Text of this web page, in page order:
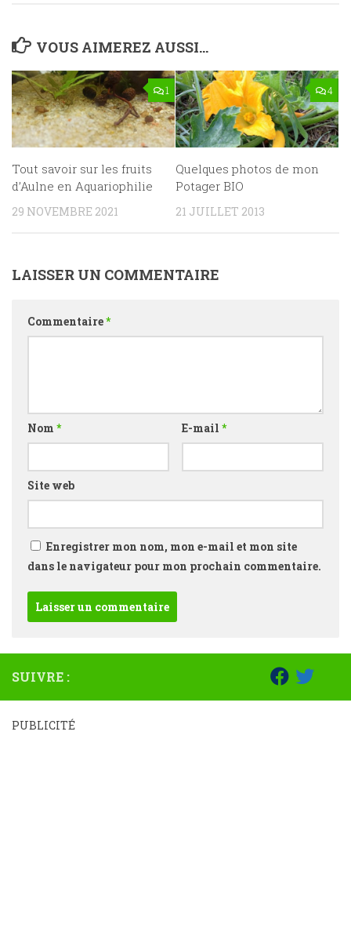
VOUS AIMEREZ AUSSI...
1
Tout savoir sur les fruits
d’Aulne en Aquariophilie
29 NOVEMBRE 2021
4
Quelques photos de mon
Potager BIO
21 JUILLET 2013
LAISSER UN COMMENTAIRE
Commentaire*
Nom * E-mail *
Site web
Enregistrer mon nom, mon e-mail et mon site
dans le navigateur pour mon prochain commentaire.
SUIVRE :
PUBLICITÉ